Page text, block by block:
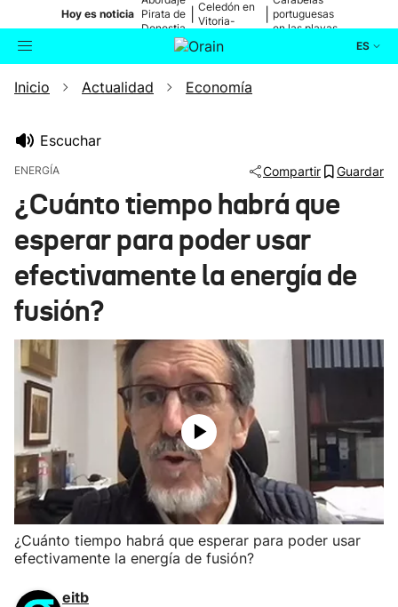
Hoy es noticia Pirata de
Donostia
Celedón en
Vitoria-
portuguesas
en las playas
ES
Buscador Actualidad
Ikusmiran
Eguraldia
Inicio Actualidad Economía
Escuchar
ENERGÍA Compartir Guardar
¿Cuánto tiempo habrá que
esperar para poder usar
efectivamente la energía de
fusión?
¿Cuánto tiempo habrá que esperar para poder usar
efectivamente la energía de fusión?
eitb